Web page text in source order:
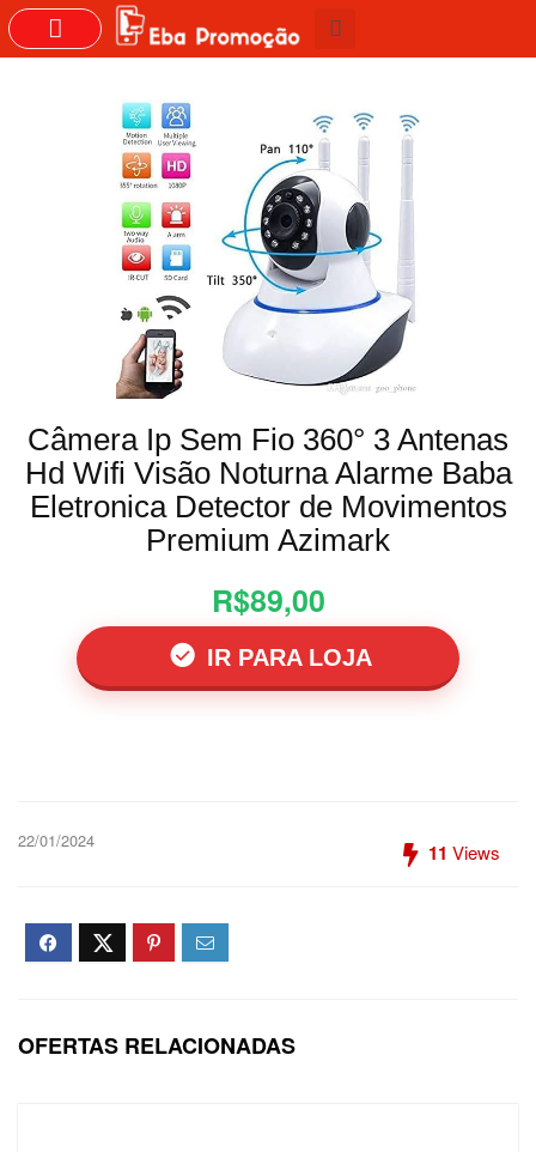
Câmera Ip Sem Fio 360° 3 Antenas
Hd Wifi Visão Noturna Alarme Baba
Eletronica Detector de Movimentos
Premium Azimark
R$89,00
IR PARA LOJA
22/01/2024 11 Views
OFERTAS RELACIONADAS